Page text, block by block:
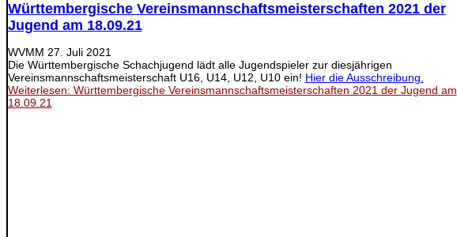
Württembergische Vereinsmannschaftsmeisterschaften 2021 der
Jugend am 18.09.21
WVMM 27. Juli 2021
Die Württembergische Schachjugend lädt alle Jugendspieler zur diesjährigen
Vereinsmannschaftsmeisterschaft U16, U14, U12, U10 ein! Hier die Ausschreibung.
Weiterlesen: Württembergische Vereinsmannschaftsmeisterschaften 2021 der Jugend am
18.09.21